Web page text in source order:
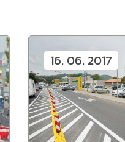
16. 06. 2017